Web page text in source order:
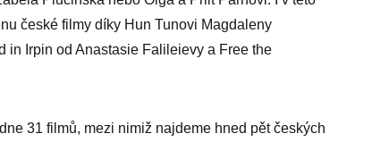
české filmy díky Hun Tunovi Magdaleny
in Irpin od Anastasie Falileievy a Free the
31 filmů, mezi nimiž najdeme hned pět českých